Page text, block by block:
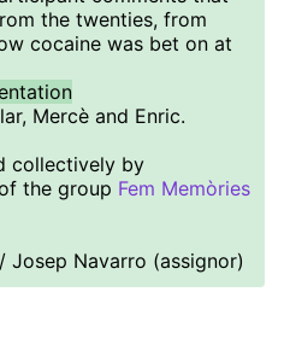
the twenties, from
cocaine was bet on at
Mercè and Enric.
collectively by
the group Fem Memòries
Navarro (assignor)